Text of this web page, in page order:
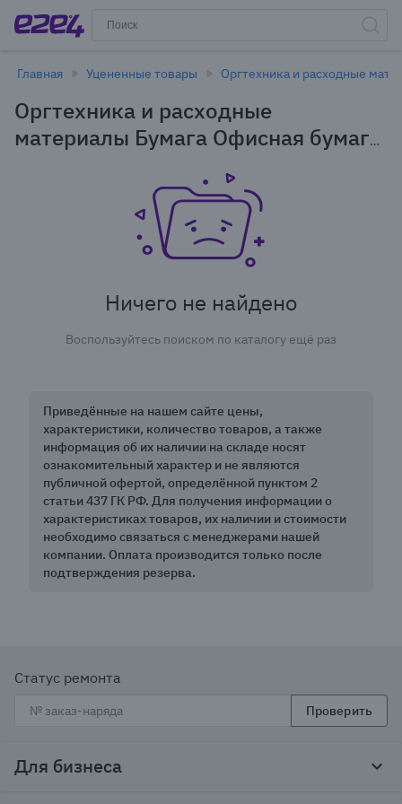
Главная Уцененные товары Оргтехника и расходные
Оргтехника и расходные
материалы Бумага Офисная бумага
Ничего не найдено
Воспользуйтесь поиском по каталогу ещё раз
Приведённые на нашем сайте цены,
характеристики, количество товаров, а также
информация об их наличии на складе носят
ознакомительный характер и не являются
публичной офертой, определённой пунктом 2
статьи 437 ГК РФ. Для получения информации о
характеристиках товаров, их наличии и стоимости
необходимо связаться с менеджерами нашей
компании. Оплата производится только после
подтверждения резерва.
Статус ремонта
Проверить
Для бизнеса